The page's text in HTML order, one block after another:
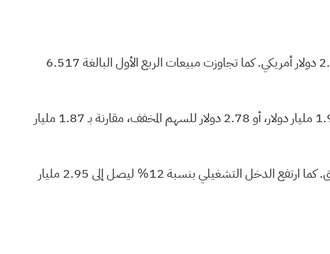
أعلنت الشركة عن أرباح معدلة للسهم الواحد بلغت 2.83 دولار أمريكي في الربع الأول، متجاوزة بذلك توقعات المحللين البالغة 2.74 دولار أمريكي. كما تجاوزت مبيعات الربع الأول البالغة 6.517
وقالت سلسلة مطاعم الوجبات السريعة العملاقة التي تتخذ من شيكاغو مقراً لها إن صافي دخل الربع الأول ارتفع بنسبة 6٪ إلى 1.98 مليار دولار، أو 2.78 دولار للسهم المخفف، مقارنة بـ 1.87 مليار
ارتفعت الإيرادات بنسبة 9% لتصل إلى 6.52 مليار دولار أمريكي، مقارنةً بـ 5.96 مليار دولار أمريكي في الربع المقابل من العام السابق. كما ارتفع الدخل التشغيلي بنسبة 12% ليصل إلى 2.95 مليار